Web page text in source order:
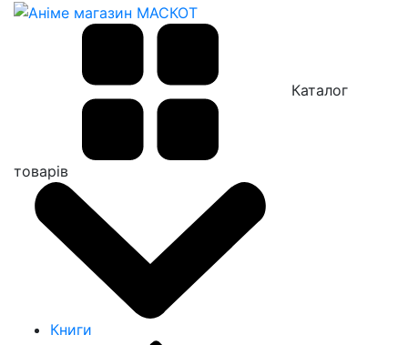
Каталог
товарів
Книги